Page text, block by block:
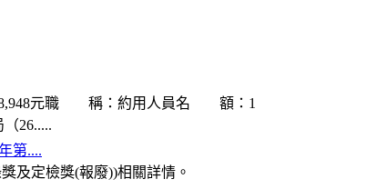
38,948元職 稱：約用人員名 額：1
第....
及定檢獎(報廢))相關詳情。